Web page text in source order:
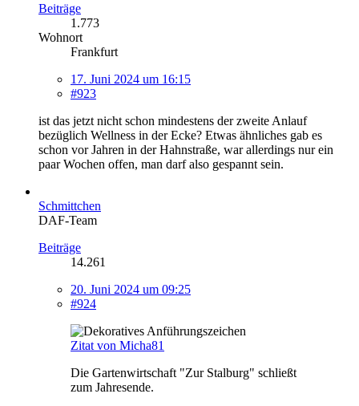
Beiträge
1.773
Wohnort
Frankfurt
17. Juni 2024 um 16:15
#923
ist das jetzt nicht schon mindestens der zweite Anlauf
bezüglich Wellness in der Ecke? Etwas ähnliches gab es
schon vor Jahren in der Hahnstraße, war allerdings nur ein
paar Wochen offen, man darf also gespannt sein.
Schmittchen
DAF-Team
Beiträge
14.261
20. Juni 2024 um 09:25
#924
Zitat von Micha81
Die Gartenwirtschaft "Zur Stalburg" schließt
zum Jahresende.